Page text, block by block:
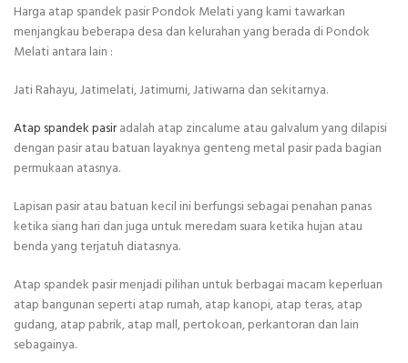
Harga atap spandek pasir Pondok Melati yang kami tawarkan
menjangkau beberapa desa dan kelurahan yang berada di Pondok
Melati antara lain :
Jati Rahayu, Jatimelati, Jatimurni, Jatiwarna dan sekitarnya.
Atap spandek pasiradalah atap zincalume atau galvalum yang dilapisi
dengan pasir atau batuan layaknya genteng metal pasir pada bagian
permukaan atasnya.
Lapisan pasir atau batuan kecil ini berfungsi sebagai penahan panas
ketika siang hari dan juga untuk meredam suara ketika hujan atau
benda yang terjatuh diatasnya.
Atap spandek pasir menjadi pilihan untuk berbagai macam keperluan
atap bangunan seperti atap rumah, atap kanopi, atap teras, atap
gudang, atap pabrik, atap mall, pertokoan, perkantoran dan lain
sebagainya.